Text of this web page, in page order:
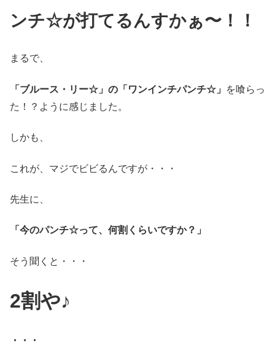
ンチ☆が打てるんすかぁ〜！！
まるで、
「ブルース・リー☆」の「ワンインチパンチ☆」
を喰らっ
た！？ように感じました。
しかも、
これが、マジでビビるんですが・・・
先生に、
「今のパンチ☆って、何割くらいですか？」
そう聞くと・・・
2割や♪
・・・